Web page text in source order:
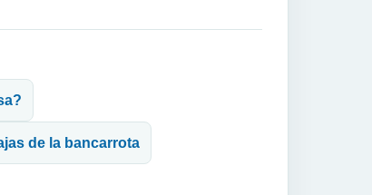
de la bancarrota